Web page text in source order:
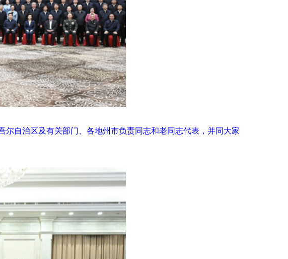
自治区及有关部门、各地州市负责同志和老同志代表，并同大家